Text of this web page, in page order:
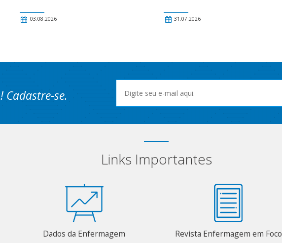
03.08.2026 31.07.2026
Cadastre-se.
Links Importantes
Dados da Enfermagem Revista Enfermagem em Foco